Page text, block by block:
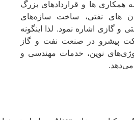
همکاری ها و قراردادهای بزرگ
های نفتی، ساخت سازه‌های
و گازی اشاره نمود. لذا اینگونه
پیشرو در صنعت نفت و گاز
نوین، خدمات مهندسی و
می‌دهد.